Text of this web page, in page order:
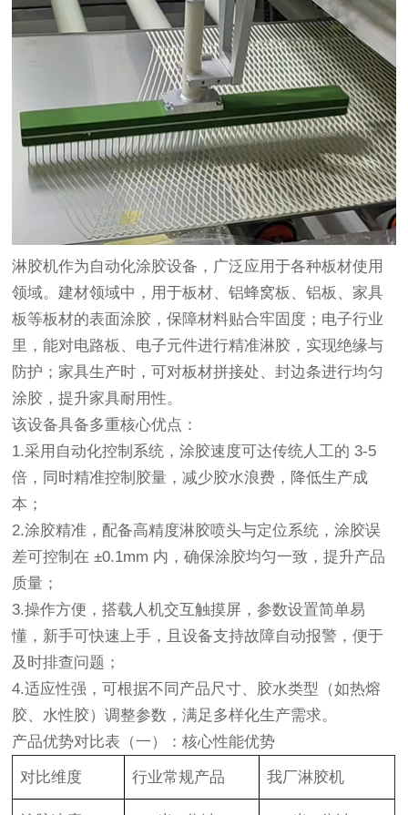
淋胶机作为自动化涂胶设备，广泛应用于各种板材使用
领域。建材领域中，用于板材、铝蜂窝板、铝板、家具
板等板材的表面涂胶，保障材料贴合牢固度；电子行业
里，能对电路板、电子元件进行精准淋胶，实现绝缘与
防护；家具生产时，可对板材拼接处、封边条进行均匀
涂胶，提升家具耐用性。
该设备具备多重核心优点：
1.采用自动化控制系统，涂胶速度可达传统人工的 3-5
倍，同时精准控制胶量，减少胶水浪费，降低生产成
本；
2.涂胶精准，配备高精度淋胶喷头与定位系统，涂胶误
差可控制在 ±0.1mm 内，确保涂胶均匀一致，提升产品
质量；
3.操作方便，搭载人机交互触摸屏，参数设置简单易
懂，新手可快速上手，且设备支持故障自动报警，便于
及时排查问题；
4.适应性强，可根据不同产品尺寸、胶水类型（如热熔
胶、水性胶）调整参数，满足多样化生产需求。
产品优势对比表（一）：核心性能优势
对比维度 行业常规产品 我厂淋胶机